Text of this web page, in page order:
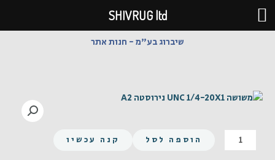
דילוג
לתוכן
שיברוג בע"מ - חנות אתר
כמות
של
הוספה לסל קנה עכשיו
SHIVRUG ltd